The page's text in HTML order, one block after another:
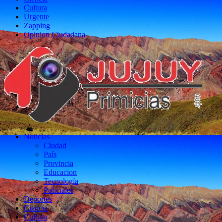
Cultura
Urgente
Zapping
Opinion Ciudadana
Noticias
Ciudad
País
Provincia
Educacion
Tecnología
Policiales
Deportes
Ciencia
Cultura